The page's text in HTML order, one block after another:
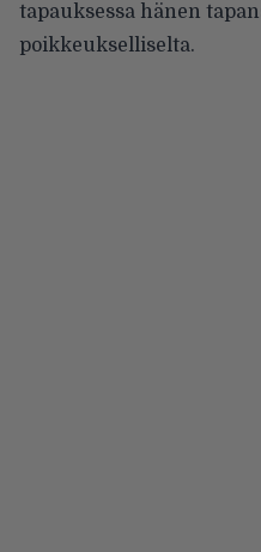
tapauksessa hänen
poikkeukselliselta.